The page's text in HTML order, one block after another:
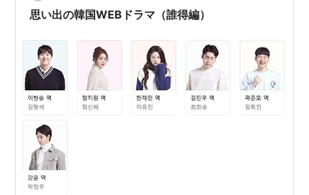
し…
思い出の韓国WEBドラマ（誰得編）